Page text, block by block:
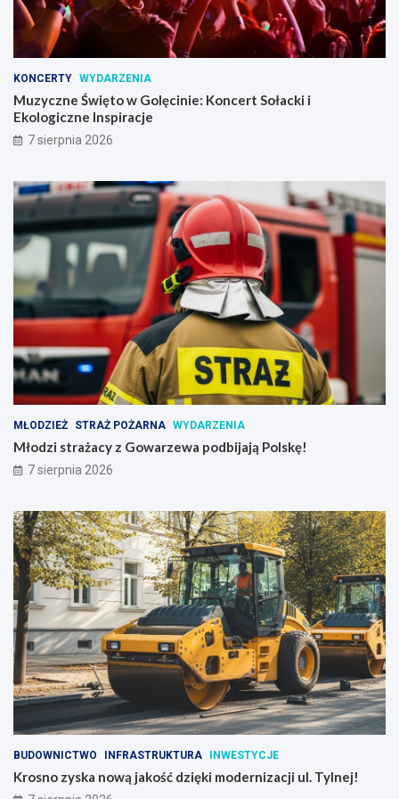
KONCERTY WYDARZENIA
Muzyczne Święto w Golęcinie: Koncert Sołacki i
Ekologiczne Inspiracje
7 sierpnia 2026
MŁODZIEŻ STRAŻ POŻARNA WYDARZENIA
Młodzi strażacy z Gowarzewa podbijają Polskę!
7 sierpnia 2026
BUDOWNICTWO INFRASTRUKTURA INWESTYCJE
Krosno zyska nową jakość dzięki modernizacji ul. Tylnej!